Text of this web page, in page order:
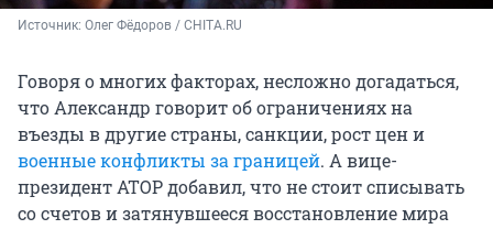
Источник: Олег Фёдоров / CHITA.RU
Говоря о многих факторах, несложно догадаться,
что Александр говорит об ограничениях на
въезды в другие страны, санкции, рост цен и
военные конфликты за границей. А вице-
президент АТОР добавил, что не стоит списывать
со счетов и затянувшееся восстановление мира